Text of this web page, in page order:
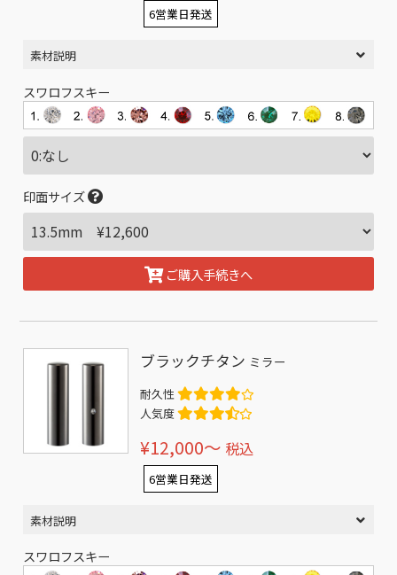
6営業日発送
素材説明
スワロフスキー
印面サイズ
ご購入手続きへ
ブラックチタン ミラー
耐久性
人気度
¥12,000〜 税込
6営業日発送
素材説明
スワロフスキー